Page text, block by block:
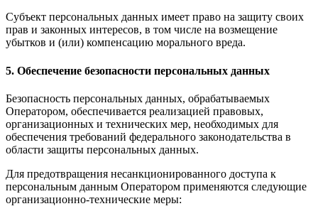
Субъект персональных данных имеет право на защиту своих
прав и законных интересов, в том числе на возмещение
убытков и (или) компенсацию морального вреда.
5. Обеспечение безопасности персональных данных
Безопасность персональных данных, обрабатываемых
Оператором, обеспечивается реализацией правовых,
организационных и технических мер, необходимых для
обеспечения требований федерального законодательства в
области защиты персональных данных.
Для предотвращения несанкционированного доступа к
персональным данным Оператором применяются следующие
организационно-технические меры: